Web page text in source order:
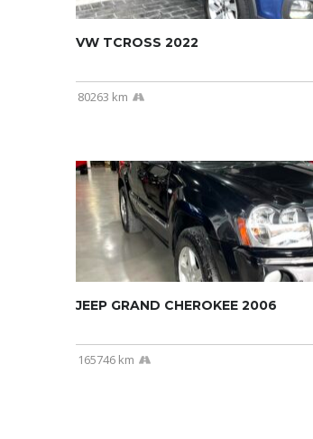
VW TCROSS 2022
80263 km
JEEP GRAND CHEROKEE 2006
165746 km